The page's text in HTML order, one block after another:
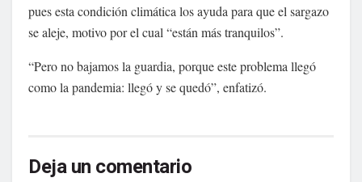
pues esta condición climática los ayuda para que el sargazo
se aleje, motivo por el cual “están más tranquilos”.
“Pero no bajamos la guardia, porque este problema llegó
como la pandemia: llegó y se quedó”, enfatizó.
Deja un comentario